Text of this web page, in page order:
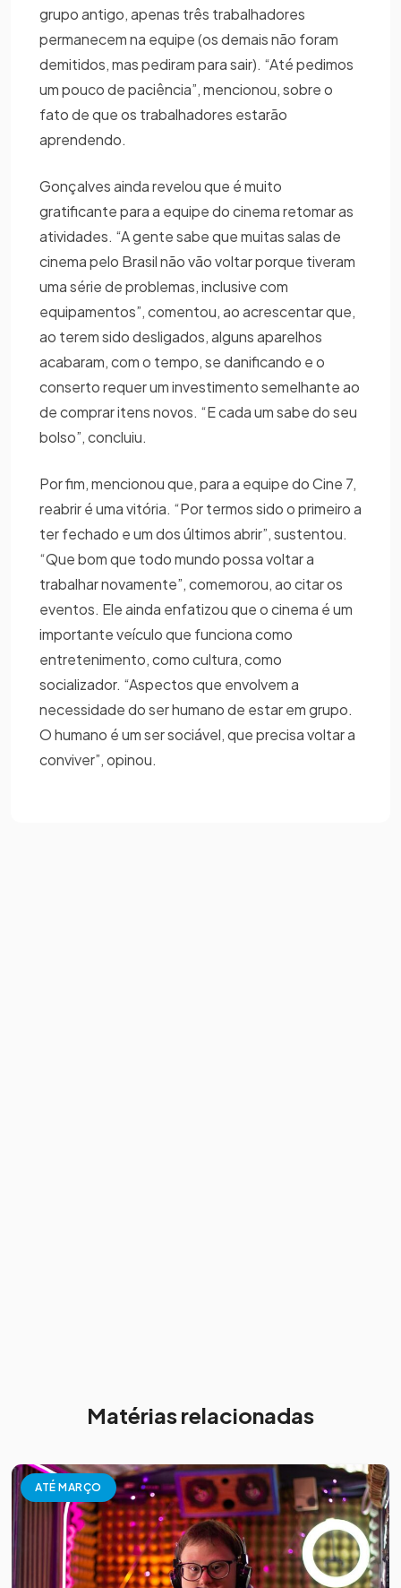
grupo antigo, apenas três trabalhadores
permanecem na equipe (os demais não foram
demitidos, mas pediram para sair). “Até pedimos
um pouco de paciência”, mencionou, sobre o
fato de que os trabalhadores estarão
aprendendo.
Gonçalves ainda revelou que é muito
gratificante para a equipe do cinema retomar as
atividades. “A gente sabe que muitas salas de
cinema pelo Brasil não vão voltar porque tiveram
uma série de problemas, inclusive com
equipamentos”, comentou, ao acrescentar que,
ao terem sido desligados, alguns aparelhos
acabaram, com o tempo, se danificando e o
conserto requer um investimento semelhante ao
de comprar itens novos. “E cada um sabe do seu
bolso”, concluiu.
Por fim, mencionou que, para a equipe do Cine 7,
reabrir é uma vitória. “Por termos sido o primeiro a
ter fechado e um dos últimos abrir”, sustentou.
“Que bom que todo mundo possa voltar a
trabalhar novamente”, comemorou, ao citar os
eventos. Ele ainda enfatizou que o cinema é um
importante veículo que funciona como
entretenimento, como cultura, como
socializador. “Aspectos que envolvem a
necessidade do ser humano de estar em grupo.
O humano é um ser sociável, que precisa voltar a
conviver”, opinou.
Matérias relacionadas
ATÉ MARÇO